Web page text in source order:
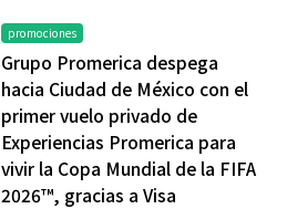
promociones
Grupo Promerica despega
hacia Ciudad de México con el
primer vuelo privado de
Experiencias Promerica para
vivir la Copa Mundial de la FIFA
2026™, gracias a Visa